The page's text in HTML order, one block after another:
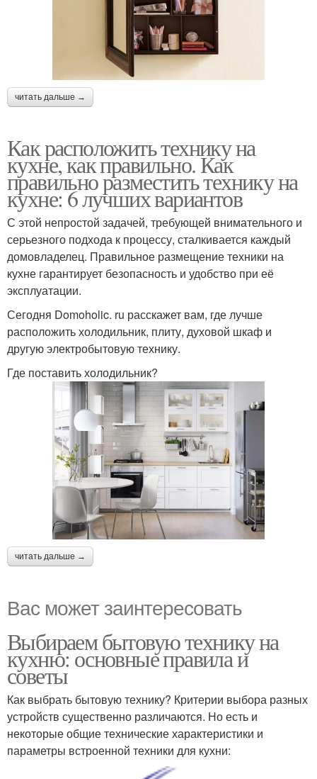
читать дальше →
Как расположить технику на
кухне, как правильно. Как
правильно разместить технику на
кухне: 6 лучших вариантов
С этой непростой задачей, требующей внимательного и
серьезного подхода к процессу, сталкивается каждый
домовладелец. Правильное размещение техники на
кухне гарантирует безопасность и удобство при её
эксплуатации.
Сегодня Domoholic. ru расскажет вам, где лучше
расположить холодильник, плиту, духовой шкаф и
другую электробытовую технику.
Где поставить холодильник?
читать дальше →
Вас может заинтересовать
Выбираем бытовую технику на
кухню: основные правила и
советы
Как выбрать бытовую технику? Критерии выбора разных
устройств существенно различаются. Но есть и
некоторые общие технические характеристики и
параметры встроенной техники для кухни: